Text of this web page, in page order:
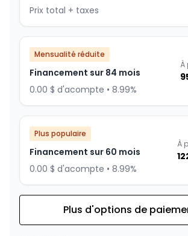
Prix total + taxes
Mensualité réduite
Financement sur 84 mois
0.00 $ d'acompte • 8.99%
À
Plus populaire
Financement sur 60 mois
0.00 $ d'acompte • 8.99%
À
Financement sur 72 mois
À
Plus d'options de